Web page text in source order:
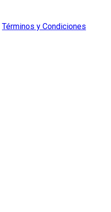
Términos y Condiciones